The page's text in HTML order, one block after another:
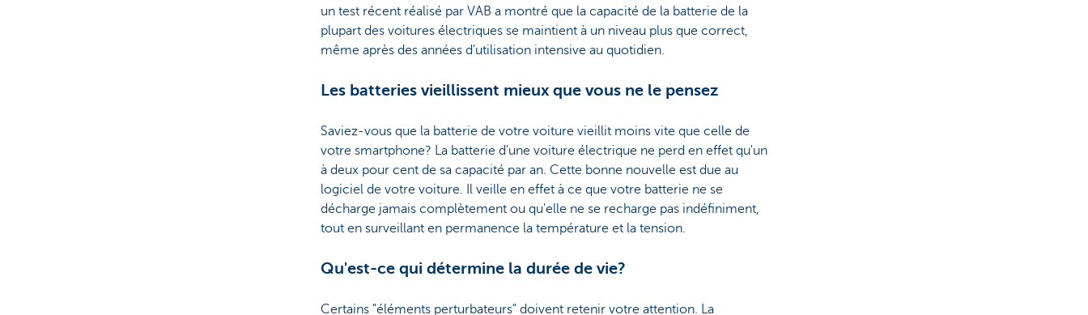
un test récent réalisé par VAB a montré que la capacité de la batterie de la
plupart des voitures électriques se maintient à un niveau plus que correct,
même après des années d'utilisation intensive au quotidien.
Les batteries vieillissent mieux que vous ne le pensez
Saviez-vous que la batterie de votre voiture vieillit moins vite que celle de
votre smartphone? La batterie d'une voiture électrique ne perd en effet qu'un
à deux pour cent de sa capacité par an. Cette bonne nouvelle est due au
logiciel de votre voiture. Il veille en effet à ce que votre batterie ne se
décharge jamais complètement ou qu'elle ne se recharge pas indéfiniment,
tout en surveillant en permanence la température et la tension.
Qu'est-ce qui détermine la durée de vie?
Certains "éléments perturbateurs" doivent retenir votre attention. La